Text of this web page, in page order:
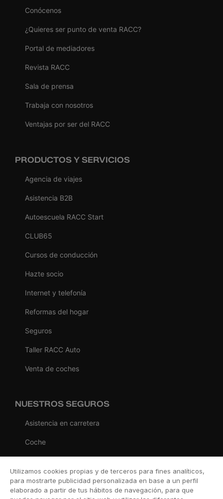
Conócenos
¿Quieres ser punto de venta RACC?
Portal de mediadores
Revista RACC
Sala de prensa
Trabaja con nosotros
Ventajas por ser del RACC
PRODUCTOS Y SERVICIOS
Agencia de viajes
Asistencia B2B
Autoescuela RACC Start
CLUB65
Cursos de conducción
Hazte socio
Internet y telefonía
Reformas del hogar
Seguros
Taller RACC Auto
Venta de coches
NUESTROS SEGUROS
Asistencia en carretera
Coche
Viaje
Utilizamos cookies propias y de terceros para fines analíticos,
para mostrarte publicidad personalizada en base a un perfil
elaborado a partir de tus hábitos de navegación, para que